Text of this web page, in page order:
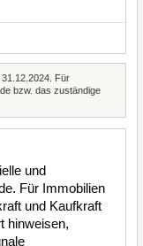
Für
bzw. das zuständige
und
Für Immobilien
und Kaufkraft
hinweisen,